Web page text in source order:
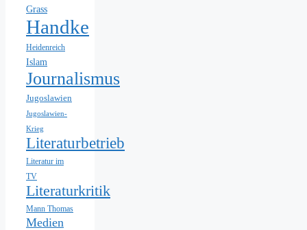
Grass
Handke
Heidenreich
Islam
Journalismus
Jugoslawien
Jugoslawien-
Krieg
Literaturbetrieb
Literatur im
TV
Literaturkritik
Mann Thomas
Medien